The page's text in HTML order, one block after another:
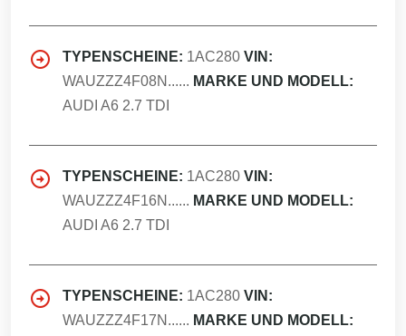
TYPENSCHEINE: 1AC280 VIN:
WAUZZZ4F08N...... MARKE UND MODELL:
AUDI A6 2.7 TDI
TYPENSCHEINE: 1AC280 VIN:
WAUZZZ4F16N...... MARKE UND MODELL:
AUDI A6 2.7 TDI
TYPENSCHEINE: 1AC280 VIN:
WAUZZZ4F17N...... MARKE UND MODELL: